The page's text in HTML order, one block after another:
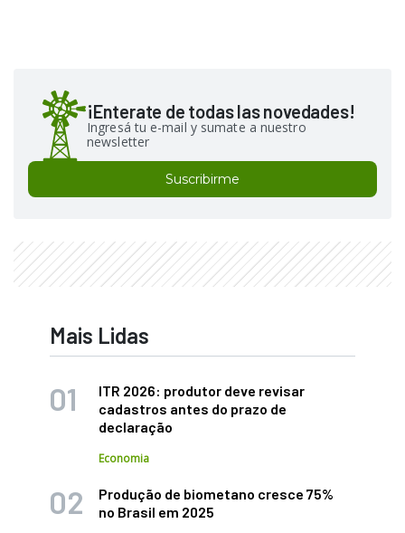
¡Enterate de todas las novedades!
Ingresá tu e-mail y sumate a nuestro
newsletter
Suscribirme
Mais Lidas
ITR 2026: produtor deve revisar
cadastros antes do prazo de
declaração
Economia
Produção de biometano cresce 75%
no Brasil em 2025